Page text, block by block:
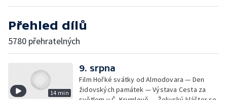
Přehled dílů
5780 přehratelných
14 min
9. srpna
Film Hořké svátky od Almodovara — Den
židovských památek — Výstava Cesta za